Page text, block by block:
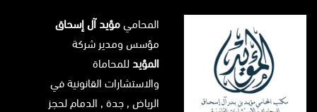
المحاميمؤيد آل إسحاق
مؤسس ومدير شركة
المؤيد للمحاماة
والاستشارات القانونية في
الرياض , جدة , الدماملحجز